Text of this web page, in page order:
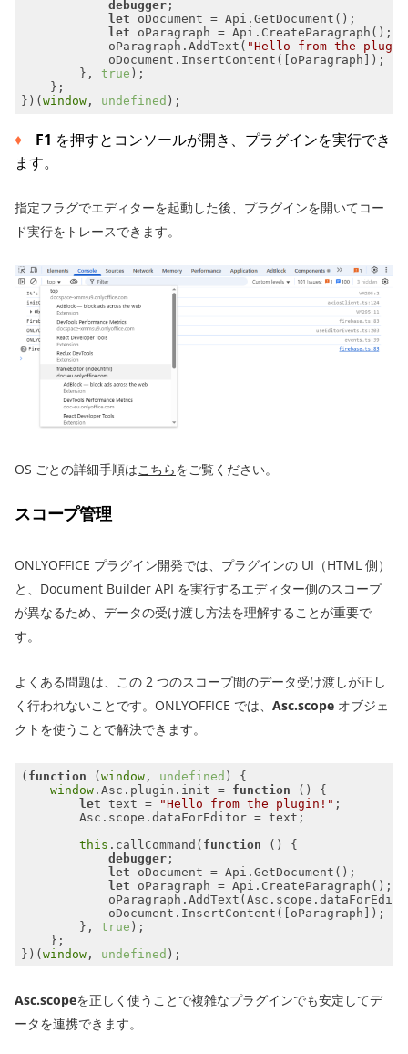
debugger
let
let
            oParagraph.AddText(
"Hello from the
        },
true
})( window, undefined
F1 を押すとコンソールが開き、プラグインを実行でき
ます。
指定フラグでエディターを起動した後、プラグインを開いてコー
ド実行をトレースできます。
OS ごとの詳細手順はこちらをご覧ください。
スコープ管理
ONLYOFFICE プラグイン開発では、プラグインの UI（HTML 側）
と、Document Builder API を実行するエディター側のスコープ
が異なるため、データの受け渡し方法を理解することが重要で
す。
よくある問題は、この 2 つのスコープ間のデータ受け渡しが正し
く行われないことです。ONLYOFFICE では、 Asc.scope オブジェ
クトを使うことで解決できます。
( function ( window, undefined )
window.Asc.plugin.init = function ( )
let text = "Hello from the plugin!"
this .callCommand( function ( )
debugger
let
let
        },
true
})( window, undefined
Asc.scopeを正しく使うことで複雑なプラグインでも安定してデ
ータを連携できます。